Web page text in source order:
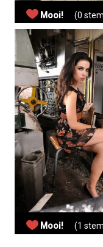
Mooi! (0
Mooi! (1